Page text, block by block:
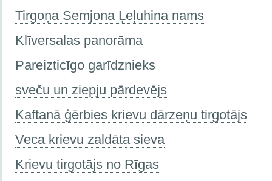
Tirgoņa Semjona Ļeļuhina nams
Klīversalas panorāma
Pareizticīgo garīdznieks
sveču un ziepju pārdevējs
Kaftanā ģērbies krievu dārzeņu tirgotājs
Veca krievu zaldāta sieva
Krievu tirgotājs no Rīgas